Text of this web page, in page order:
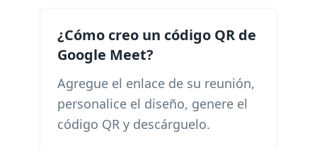
¿Cómo creo un código QR de
Google Meet?
Agregue el enlace de su reunión,
personalice el diseño, genere el
código QR y descárguelo.